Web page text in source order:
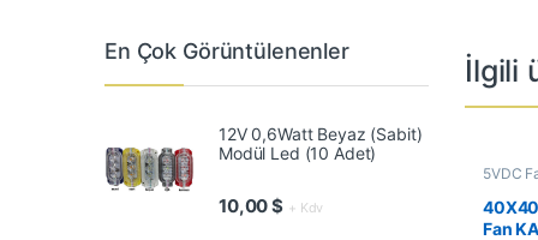
İlgili
5VDC
Fanlar
Fan
En Çok Görüntülenenler
12V 0,6Watt Beyaz (Sabit)
Modül Led (10 Adet)
10,00$ + Kdv